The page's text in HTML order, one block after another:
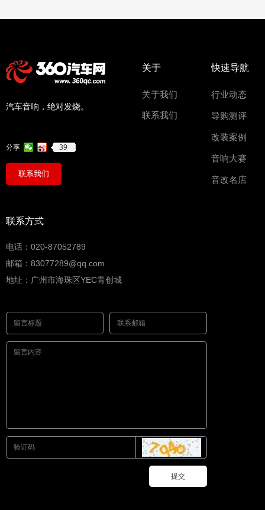
联系我们
汽车音响，绝对发烧。
分享 39
关于
关于我们
联系我们
快速导航
行业动态
导购测评
改装案例
音响大赛
音改名店
提交
联系方式
电话：020-87052789
邮箱：83077289@qq.com
地址：广州市海珠区YEC青创城